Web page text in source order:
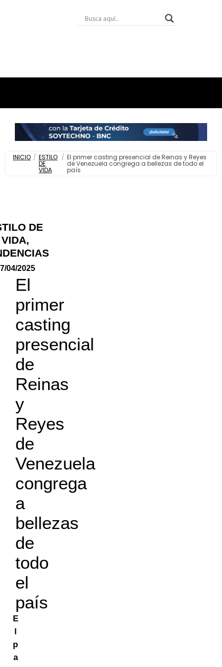
INICIO / ESTILO
DE
VIDA
/ El primer casting presencial de Reinas y Reyes
de Venezuela congrega a bellezas de todo el
país
DE
VIDA,
04/2025
El
primer
casting
presencial
de
Reinas
y
Reyes
de
Venezuela
congrega
a
bellezas
de
todo
el
país
E
l
p
a